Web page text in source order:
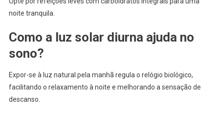
noite tranquila.
Como a luz solar diurna ajuda no
sono?
Expor-se à luz natural pela manhã regula o relógio biológico,
facilitando o relaxamento à noite e melhorando a sensação de
descanso.